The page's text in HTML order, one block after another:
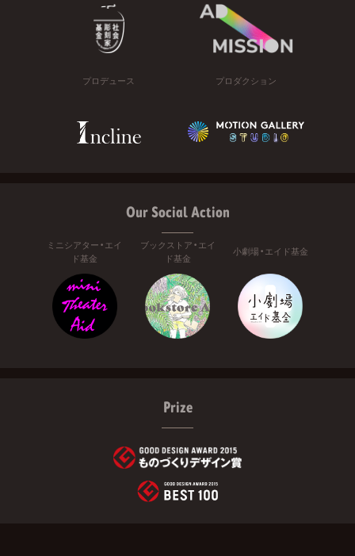
プロデュース プロダクション
Our Social Action
ミニシアター・エイ
ド基金
ブックストア・エイ
ド基金
小劇場・エイド基金
Prize